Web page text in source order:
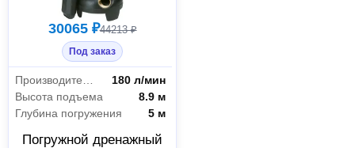
30065 ₽44213 ₽
Под заказ
180 л/мин
Высота подъема
8.9 м
Глубина погружения
5 м
Погружной дренажный